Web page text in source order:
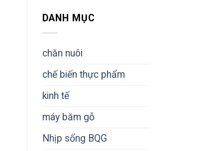
DANH MỤC
chăn nuôi
chế biến thực phẩm
kinh tế
máy băm gỗ
Nhịp sống BQG